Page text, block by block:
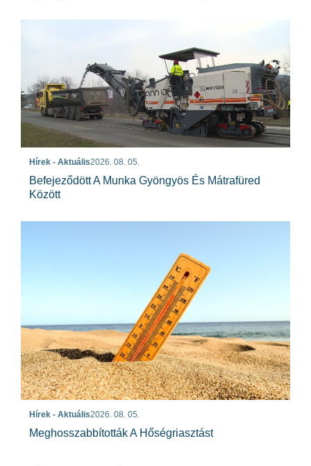
Hírek - Aktuális2026. 08. 05.
Befejeződött A Munka Gyöngyös És Mátrafüred
Között
Hírek - Aktuális2026. 08. 05.
Meghosszabbították A Hőségriasztást